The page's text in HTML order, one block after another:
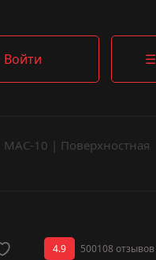
☰
Войти
MAC-10 | Поверхностная
4.9 500108 отзывов